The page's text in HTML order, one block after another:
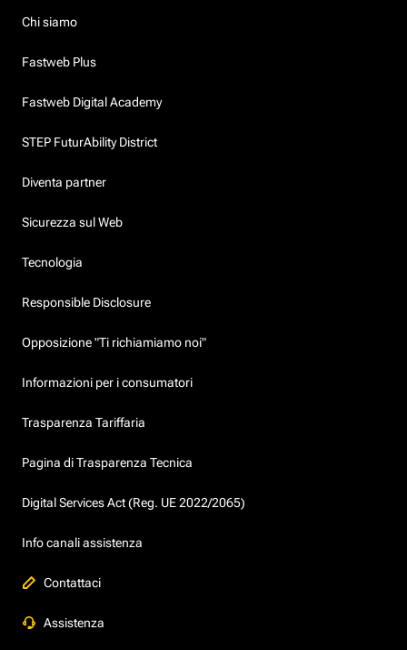
Chi siamo
Fastweb Plus
Fastweb Digital Academy
STEP FuturAbility District
Diventa partner
Sicurezza sul Web
Tecnologia
Responsible Disclosure
Opposizione "Ti richiamiamo noi"
Informazioni per i consumatori
Trasparenza Tariffaria
Pagina di Trasparenza Tecnica
Digital Services Act (Reg. UE 2022/2065)
Info canali assistenza
Contattaci
Assistenza